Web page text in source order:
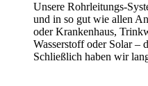
Unsere Rohrleitungs-
und in so gut wie allen
oder Krankenhaus,
Wasserstoff oder Solar –
Schließlich haben wir